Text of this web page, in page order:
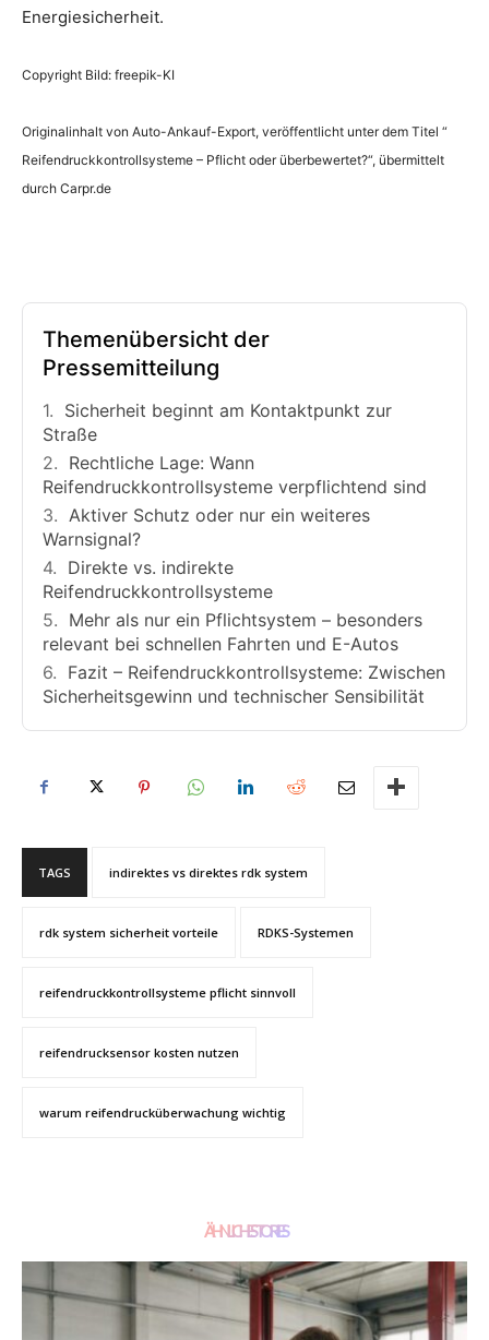
Energiesicherheit.
Copyright Bild: freepik-KI
Originalinhalt von Auto-Ankauf-Export, veröffentlicht unter dem Titel “
Reifendruckkontrollsysteme – Pflicht oder überbewertet?“, übermittelt
durch Carpr.de
Themenübersicht der
Pressemitteilung
Sicherheit beginnt am Kontaktpunkt zur
Straße
Rechtliche Lage: Wann
Reifendruckkontrollsysteme verpflichtend sind
Aktiver Schutz oder nur ein weiteres
Warnsignal?
Direkte vs. indirekte
Reifendruckkontrollsysteme
Mehr als nur ein Pflichtsystem – besonders
relevant bei schnellen Fahrten und E-Autos
Fazit – Reifendruckkontrollsysteme: Zwischen
Sicherheitsgewinn und technischer Sensibilität
TAGS indirektes vs direktes rdk system
rdk system sicherheit vorteile RDKS-Systemen
reifendruckkontrollsysteme pflicht sinnvoll
reifendrucksensor kosten nutzen
warum reifendrucküberwachung wichtig
ÄHNLICHE STORIES